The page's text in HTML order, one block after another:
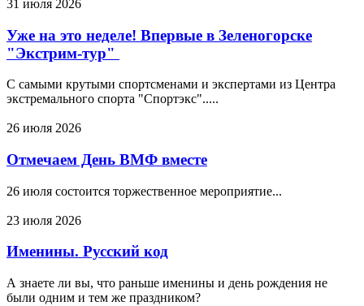
31 июля 2026
Уже на это неделе! Впервые в Зеленогорске
"Экстрим-тур"
С самыми крутыми спортсменами и экспертами из Центра
экстремального спорта "Спортэкс".....
26 июля 2026
Отмечаем День ВМФ вместе
26 июля состоится торжественное мероприятие...
23 июля 2026
Именины. Русский код
А знаете ли вы, что раньше именины и день рождения не
были одним и тем же праздником?